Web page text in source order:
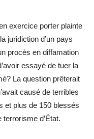
exercice porter plainte
juridiction d’un pays
procès en diffamation
essayé de tuer la
La question prêterait
causé de terribles
et plus de 150 blessés
d’État.